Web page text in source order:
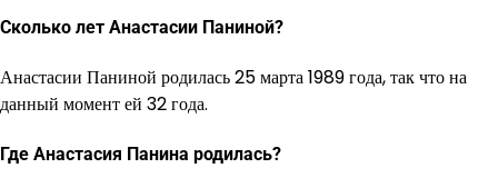
Сколько лет Анастасии Паниной?
Анастасии Паниной родилась 25 марта 1989 года, так что на
данный момент ей 32 года.
Где Анастасия Панина родилась?